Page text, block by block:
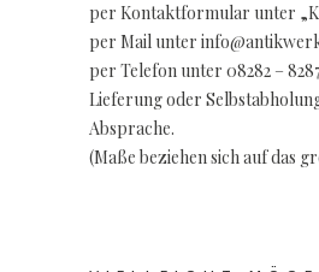
per Kontaktformular unter
per Mail unter
per Telefon unter 08282 –
Lieferung oder
Absprache.
(Maße beziehen sich auf das